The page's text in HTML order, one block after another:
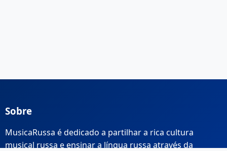
Sobre
MusicaRussa é dedicado a partilhar a rica cultura
musical russa e ensinar a língua russa através da